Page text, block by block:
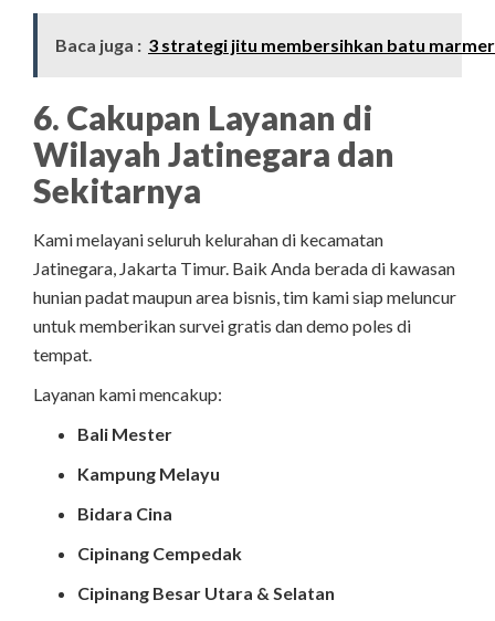
Baca juga : 3 strategi jitu membersihkan batu marmer
6. Cakupan Layanan di
Wilayah Jatinegara dan
Sekitarnya
Kami melayani seluruh kelurahan di kecamatan
Jatinegara, Jakarta Timur. Baik Anda berada di kawasan
hunian padat maupun area bisnis, tim kami siap meluncur
untuk memberikan survei gratis dan demo poles di
tempat.
Layanan kami mencakup:
Bali Mester
Kampung Melayu
Bidara Cina
Cipinang Cempedak
Cipinang Besar Utara & Selatan